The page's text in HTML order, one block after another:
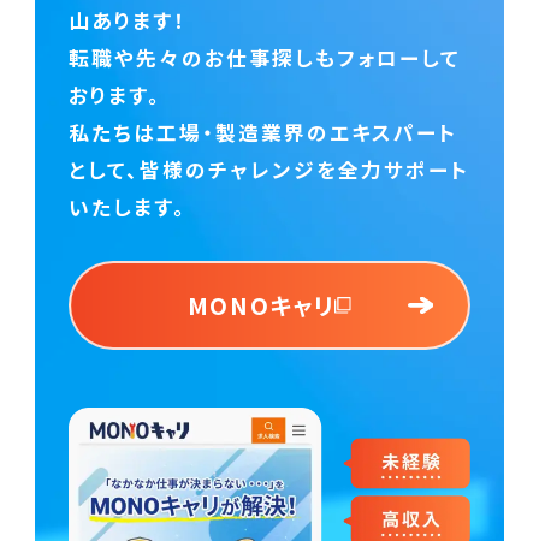
山あります！
転職や先々のお仕事探しもフォローして
おります。
私たちは工場・製造業界のエキスパート
として、皆様のチャレンジを全力サポート
いたします。
MONOキャリ